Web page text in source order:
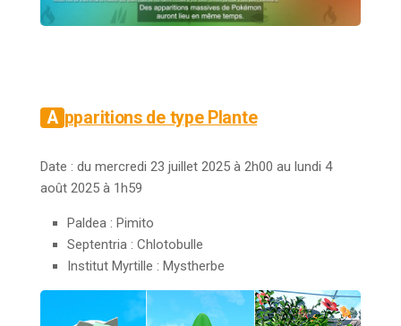
Apparitions de type Plante
Date : du mercredi 23 juillet 2025 à 2h00 au lundi 4
août 2025 à 1h59
Paldea : Pimito
Septentria : Chlotobulle
Institut Myrtille : Mystherbe